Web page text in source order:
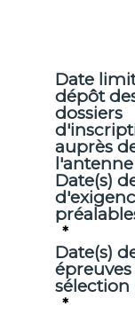
Date
dépôt
dossiers
auprès
l'antenne
Date(s)
*
Date(s)
sélection
*